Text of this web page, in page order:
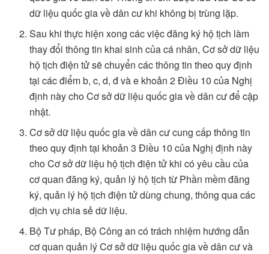
dữ liệu quốc gia về dân cư khi không bị trùng lặp.
Sau khi thực hiện xong các việc đăng ký hộ tịch làm
thay đổi thông tin khai sinh của cá nhân, Cơ sở dữ liệu
hộ tịch điện tử sẽ chuyển các thông tin theo quy định
tại các điểm b, c, d, đ và e khoản 2 Điều 10 của Nghị
định này cho Cơ sở dữ liệu quốc gia về dân cư để cập
nhật.
Cơ sở dữ liệu quốc gia về dân cư cung cấp thông tin
theo quy định tại khoản 3 Điều 10 của Nghị định này
cho Cơ sở dữ liệu hộ tịch điện tử khi có yêu cầu của
cơ quan đăng ký, quản lý hộ tịch từ Phần mềm đăng
ký, quản lý hộ tịch điện tử dùng chung, thông qua các
dịch vụ chia sẻ dữ liệu.
Bộ Tư pháp, Bộ Công an có trách nhiệm hướng dẫn
cơ quan quản lý Cơ sở dữ liệu quốc gia về dân cư và